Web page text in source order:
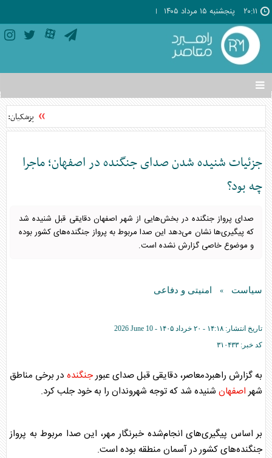
۲۰:۱۱ پنجشنبه ۱۵ مرداد ۱۴۰۵
تغییر
وضعیت
منوی
ها
پزشکیان:
جزئیات شنیده شدن صدای جنگنده در اصفهان؛ ماجرا
چه بود؟
صدای پرواز جنگنده در بخش‌هایی از شهر اصفهان دقایقی قبل شنیده شد
که پیگیری‌ها نشان می‌دهد این صدا مربوط به پرواز جنگنده‌های کشور بوده
و موضوع خاصی گزارش نشده است.
سیاست » امنیتی و دفاعی
تاریخ انتشار: ۱۴:۱۸ - ۲۰ خرداد ۱۴۰۵ -
2026 June 10
کد خبر: ۳۱۰۴۳۳
به گزارش راهبردمعاصر، دقایقی قبل صدای عبورجنگنده در برخی مناطق
شهراصفهان شنیده شد که توجه شهروندان را به خود جلب کرد.
بر اساس پیگیری‌های انجام‌شده خبرنگار مهر، این صدا مربوط به پرواز
جنگنده‌های کشور در آسمان منطقه بوده است.